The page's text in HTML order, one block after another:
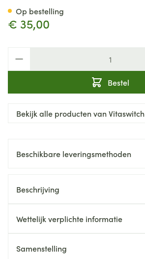
€ 35,00
Bestel
Op bestelling
Bekijk alle producten van Vitaswitch
Beschikbare leveringsmethoden
Beschrijving
Wettelijk verplichte informatie
Samenstelling